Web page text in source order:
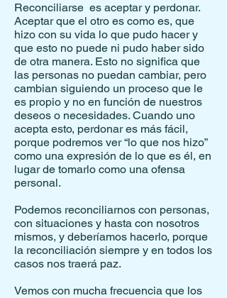
Reconciliarse es aceptar y perdonar.
Aceptar que el otro es como es, que
hizo con su vida lo que pudo hacer y
que esto no puede ni pudo haber sido
de otra manera. Esto no significa que
las personas no puedan cambiar, pero
cambian siguiendo un proceso que le
es propio y no en función de nuestros
deseos o necesidades. Cuando uno
acepta esto, perdonar es más fácil,
porque podremos ver “lo que nos hizo”
como una expresión de lo que es él, en
lugar de tomarlo como una ofensa
personal.
Podemos reconciliarnos con personas,
con situaciones y hasta con nosotros
mismos, y deberíamos hacerlo, porque
la reconciliación siempre y en todos los
casos nos traerá paz.
Vemos con mucha frecuencia que los